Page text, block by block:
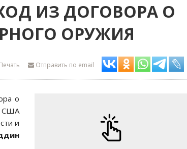
ИЗ ДОГОВОРА О
ОРУЖИЯ
Отправить по email
о
США
и